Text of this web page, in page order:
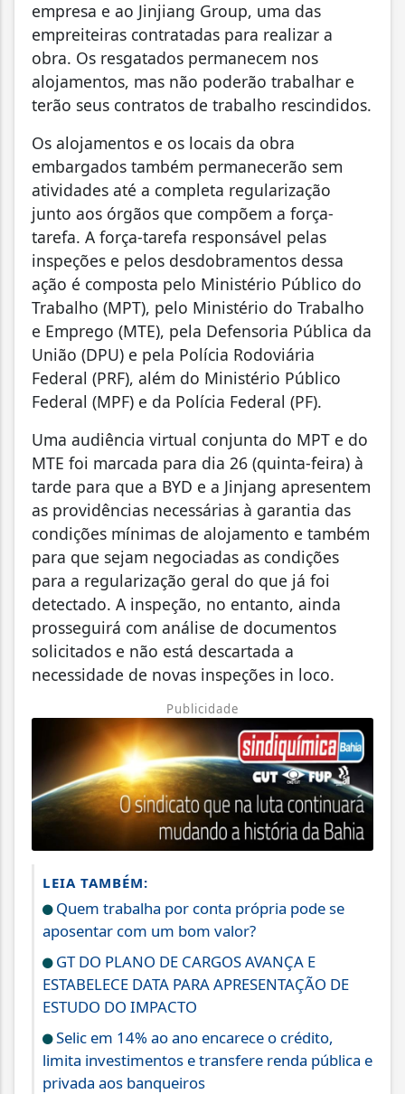
empresa e ao Jinjiang Group, uma das
empreiteiras contratadas para realizar a
obra. Os resgatados permanecem nos
alojamentos, mas não poderão trabalhar e
terão seus contratos de trabalho rescindidos.
Os alojamentos e os locais da obra
embargados também permanecerão sem
atividades até a completa regularização
junto aos órgãos que compõem a força-
tarefa. A força-tarefa responsável pelas
inspeções e pelos desdobramentos dessa
ação é composta pelo Ministério Público do
Trabalho (MPT), pelo Ministério do Trabalho
e Emprego (MTE), pela Defensoria Pública da
União (DPU) e pela Polícia Rodoviária
Federal (PRF), além do Ministério Público
Federal (MPF) e da Polícia Federal (PF).
Uma audiência virtual conjunta do MPT e do
MTE foi marcada para dia 26 (quinta-feira) à
tarde para que a BYD e a Jinjang apresentem
as providências necessárias à garantia das
condições mínimas de alojamento e também
para que sejam negociadas as condições
para a regularização geral do que já foi
detectado. A inspeção, no entanto, ainda
prosseguirá com análise de documentos
solicitados e não está descartada a
necessidade de novas inspeções in loco.
Publicidade
LEIA TAMBÉM:
Quem trabalha por conta própria pode se
aposentar com um bom valor?
GT DO PLANO DE CARGOS AVANÇA E
ESTABELECE DATA PARA APRESENTAÇÃO DE
ESTUDO DO IMPACTO
Selic em 14% ao ano encarece o crédito,
limita investimentos e transfere renda pública e
privada aos banqueiros